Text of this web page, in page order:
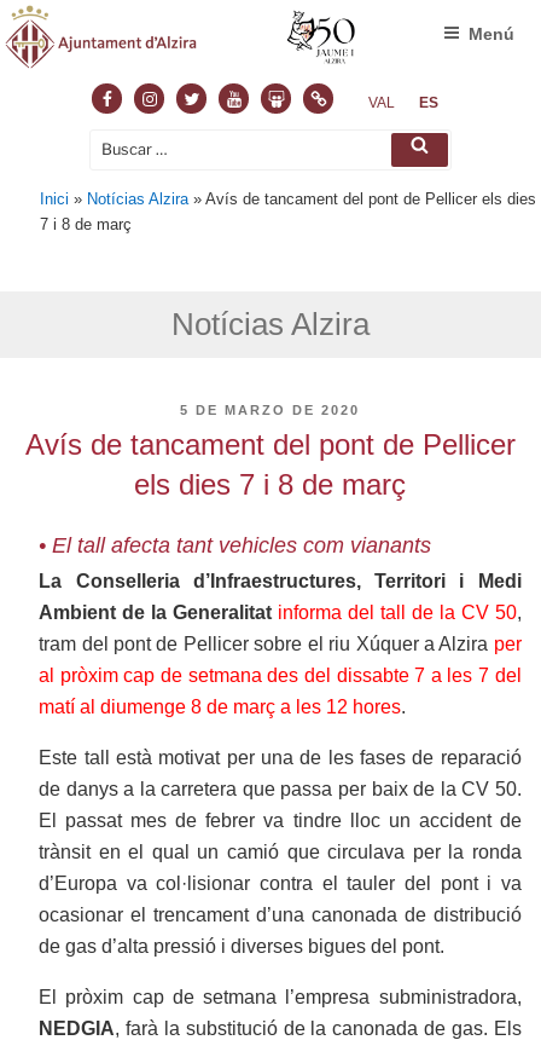
FacebookInstagram
TwitterYoutubeSlideshare
NormasVAL ES
Buscar
Buscar
Menú
Inici » Notícias Alzira »Avís de tancament del pont de Pellicer els dies
7 i 8 de març
Notícias Alzira
PUBLICADO
5 DE MARZO DE 2020
Avís de tancament del pont de Pellicer
els dies 7 i 8 de març
• El tall afecta tant vehicles com vianants
La Conselleria d’Infraestructures, Territori i Medi
Ambient de la Generalitat informa del tall de la CV 50,
tram del pont de Pellicer sobre el riu Xúquer a Alzira per
al pròxim cap de setmana des del dissabte 7 a les 7 del
matí al diumenge 8 de març a les 12 hores.
Este tall està motivat per una de les fases de reparació
de danys a la carretera que passa per baix de la CV 50.
El passat mes de febrer va tindre lloc un accident de
trànsit en el qual un camió que circulava per la ronda
d’Europa va col·lisionar contra el tauler del pont i va
ocasionar el trencament d’una canonada de distribució
de gas d’alta pressió i diverses bigues del pont.
El pròxim cap de setmana l’empresa subministradora,
NEDGIA, farà la substitució de la canonada de gas. Els